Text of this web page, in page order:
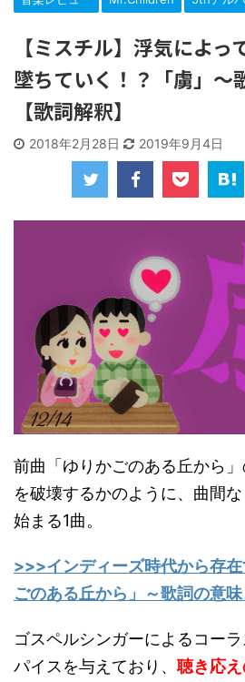
【ミスチル】浮気によ
墜ちていく！？「虜」～
【歌詞解釈】
2018年2月28日 2019年9月4日
前曲「ゆりかごのある丘から
を破壊するかのように、曲間
始まる1曲。
>>>インディーズ時代から存
ごのある丘から」～歌詞の意味
ゴスペルシンガーによるコー
パイスを与えており、 聴き応